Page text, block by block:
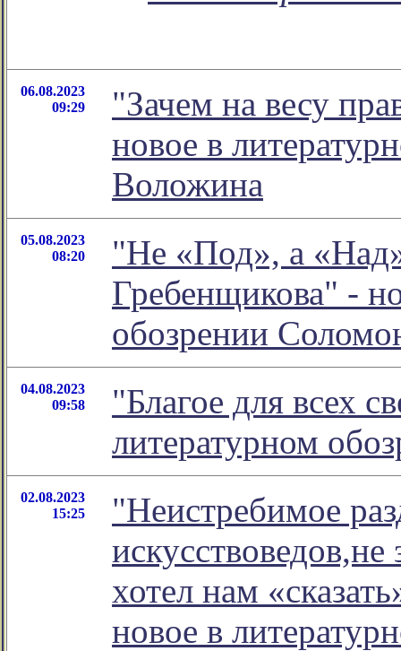
06.08.2023
09:29
"Зачем на весу
новое в
Воложина
05.08.2023
08:20
"Не «Под», а
Гребенщикова" -
обозрении
04.08.2023
09:58
"Благое для всех
литературном
02.08.2023
15:25
"Неистребимое
хотел нам
новое в